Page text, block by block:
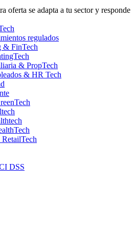
oferta se adapta a tu sector y responde
regulados
& FinTech
& PropTech
& HR Tech
DSS